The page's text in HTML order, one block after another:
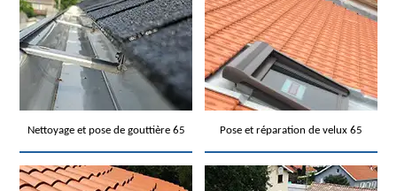
Nettoyage et pose de gouttière 65 Pose et réparation de velux 65